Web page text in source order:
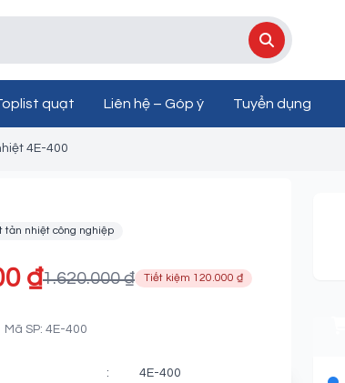
quạt Liên hệ – Góp ý Tuyển dụng
4E-400
tản nhiệt công nghiệp
₫1.620.000 ₫ Tiết kiệm 120.000 ₫
Mã SP: 4E-400
: 4E-400